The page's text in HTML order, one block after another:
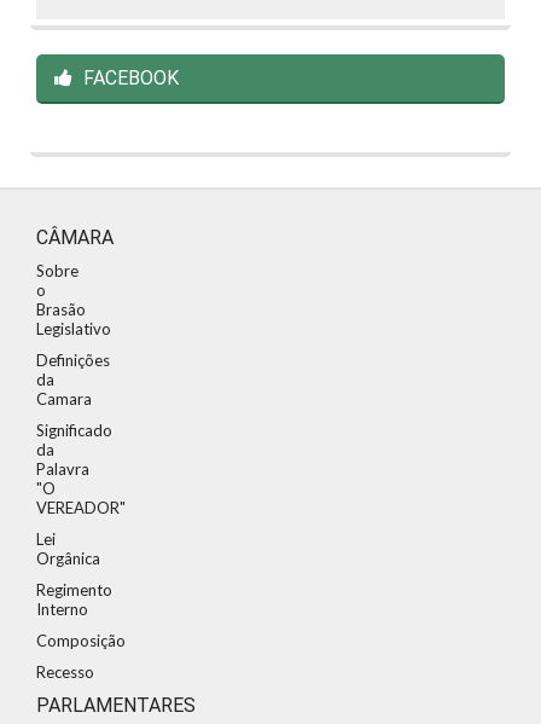
FACEBOOK
CÂMARA
Sobre
o
Brasão
Legislativo
Definições
da
Camara
Significado
da
Palavra
"O
VEREADOR"
Lei
Orgânica
Regimento
Interno
Composição
Recesso
PARLAMENTARES